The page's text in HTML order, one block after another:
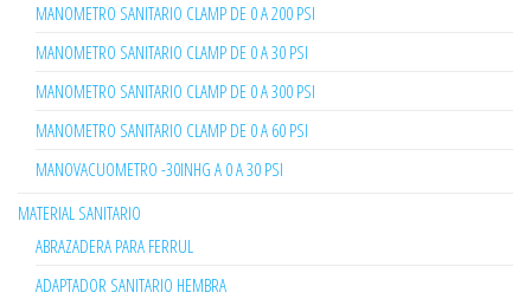
MANOMETRO SANITARIO CLAMP DE 0 A 200 PSI
MANOMETRO SANITARIO CLAMP DE 0 A 30 PSI
MANOMETRO SANITARIO CLAMP DE 0 A 300 PSI
MANOMETRO SANITARIO CLAMP DE 0 A 60 PSI
MANOVACUOMETRO -30INHG A 0 A 30 PSI
MATERIAL SANITARIO
ABRAZADERA PARA FERRUL
ADAPTADOR SANITARIO HEMBRA